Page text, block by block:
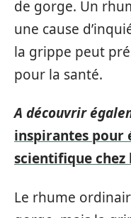
de gorge. Un
une cause
la grippe peut
pour la santé.
A découvrir
inspirantes pour
scientifique chez
Le rhume